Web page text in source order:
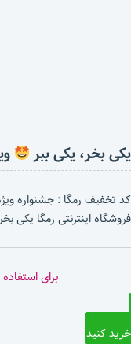
یکی بخر، یکی ببر
کد تخفیف رمگا : جشنواره
فروشگاه اینترنتی رمگا یکی
برای
خرید کنید